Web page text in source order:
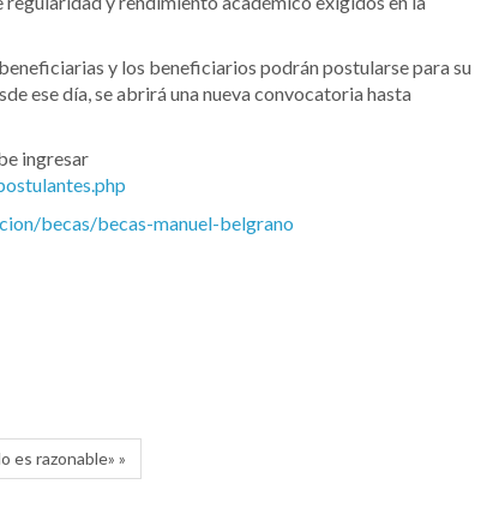
y los beneficiarios podrán postularse para su
ese día, se abrirá una nueva convocatoria hasta
ingresar
becas/becas-manuel-belgrano
es razonable» »